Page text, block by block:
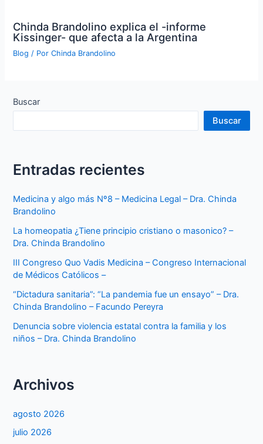
Chinda Brandolino explica el -informe
Kissinger- que afecta a la Argentina
Blog / PorChinda Brandolino
Buscar
Buscar
Entradas recientes
Medicina y algo más Nº8 – Medicina Legal – Dra. Chinda
Brandolino
La homeopatia ¿Tiene principio cristiano o masonico? –
Dra. Chinda Brandolino
III Congreso Quo Vadis Medicina – Congreso Internacional
de Médicos Católicos –
“Dictadura sanitaria”: “La pandemia fue un ensayo” – Dra.
Chinda Brandolino – Facundo Pereyra
Denuncia sobre violencia estatal contra la familia y los
niños – Dra. Chinda Brandolino
Archivos
agosto 2026
julio 2026